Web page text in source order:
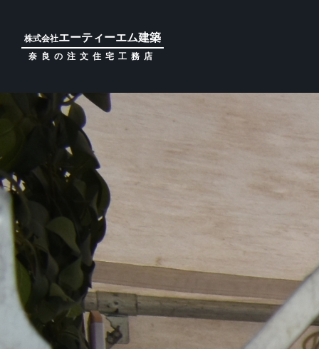
株式会社エーティーエム建築
奈良の注文住宅工務店